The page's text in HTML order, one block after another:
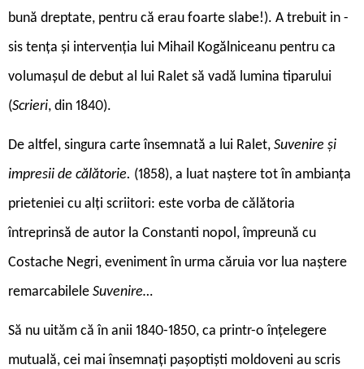
bună dreptate, pentru că erau foarte slabe!). A trebuit in ­
sis tența și intervenția lui Mihail Kogălniceanu pentru ca
volumașul de debut al lui Ralet să vadă lumina tiparului
(Scrieri, din 1840).
De altfel, singura carte însemnată a lui Ralet, Suvenire și
impresii de călătorie. (1858), a luat naștere tot în ambianța
prieteniei cu alți scriitori: este vorba de călătoria
întreprinsă de autor la Constanti ­nopol, împreună cu
Costache Negri, eveniment în urma căruia vor lua naștere
remarcabilele Suvenire…
Să nu uităm că în anii 1840-1850, ca printr-o înțelegere
mutuală, cei mai însemnați pașoptiști moldoveni au scris